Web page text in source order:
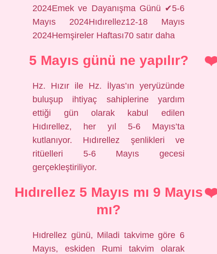
2024Emek ve Dayanışma Günü ✔5-6
Mayıs 2024Hıdırellez12-18 Mayıs
2024Hemşireler Haftası70 satır daha
5 Mayıs günü ne yapılır?
Hz. Hızır ile Hz. İlyas’ın yeryüzünde
buluşup ihtiyaç sahiplerine yardım
ettiği gün olarak kabul edilen
Hıdırellez, her yıl 5-6 Mayıs’ta
kutlanıyor. Hıdırellez şenlikleri ve
ritüelleri 5-6 Mayıs gecesi
gerçekleştiriliyor.
Hıdırellez 5 Mayıs mı 9 Mayıs
mı?
Hıdrellez günü, Miladi takvime göre 6
Mayıs, eskiden Rumi takvim olarak